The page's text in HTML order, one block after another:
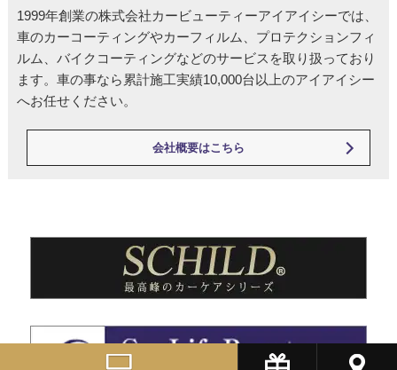
1999年創業の株式会社カービューティーアイアイシーでは、
車のカーコーティングやカーフィルム、プロテクションフィ
ルム、バイクコーティングなどのサービスを取り扱っており
ます。車の事なら累計施工実績10,000台以上のアイアイシー
へお任せください。
会社概要はこちら